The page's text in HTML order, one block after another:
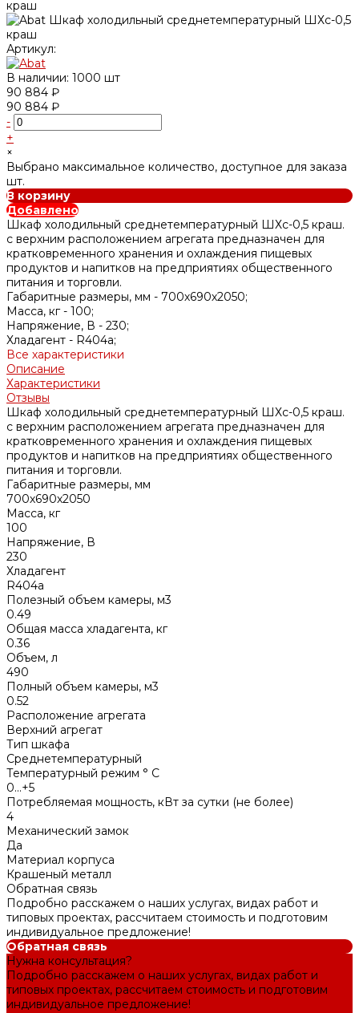
Артикул:
В наличии: 1000 шт
90 884 ₽
90 884 ₽
-
+
×
Выбрано максимальное количество, доступное для заказа
шт.
В корзину
Добавлено
Шкаф холодильный среднетемпературный ШХс-0,5 краш.
с верхним расположением агрегата предназначен для
кратковременного хранения и охлаждения пищевых
продуктов и напитков на предприятиях общественного
питания и торговли.
Габаритные размеры, мм - 700х690х2050;
Масса, кг - 100;
Напряжение, В - 230;
Хладагент - R404а;
Все характеристики
Описание
Характеристики
Отзывы
Шкаф холодильный среднетемпературный ШХс-0,5 краш.
с верхним расположением агрегата предназначен для
кратковременного хранения и охлаждения пищевых
продуктов и напитков на предприятиях общественного
питания и торговли.
Габаритные размеры, мм
700х690х2050
Масса, кг
100
Напряжение, В
230
Хладагент
R404а
Полезный объем камеры, м3
0.49
Общая масса хладагента, кг
0.36
Объем, л
490
Полный объем камеры, м3
0.52
Расположение агрегата
Верхний агрегат
Тип шкафа
Среднетемпературный
Температурный режим ° С
0...+5
Потребляемая мощность, кВт за сутки (не более)
4
Механический замок
Да
Материал корпуса
Крашеный металл
Обратная связь
Подробно расскажем о наших услугах, видах работ и
типовых проектах, рассчитаем стоимость и подготовим
индивидуальное предложение!
Обратная связь
Нужна консультация?
Подробно расскажем о наших услугах, видах работ и
типовых проектах, рассчитаем стоимость и подготовим
индивидуальное предложение!